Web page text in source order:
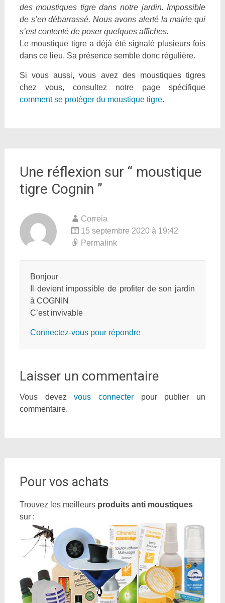
des moustiques tigre dans notre jardin. Impossible
de s’en débarrassé. Nous avons alerté la mairie qui
s’est contenté de poser quelques affiches.
Le moustique tigre a déjà été signalé plusieurs fois
dans ce lieu. Sa présence semble donc régulière.
Si vous aussi, vous avez des moustiques tigres
chez vous, consultez notre page spécifique
comment se protéger du moustique tigre.
Une réflexion sur “ moustique
tigre Cognin ”
Correia
15 septembre 2020 à 19:42
Permalink
Bonjour
Il devient impossible de profiter de son jardin
à COGNIN
C’est invivable
Connectez-vous pour répondre
Laisser un commentaire
Vous devezvous connecter pour publier un
commentaire.
Pour vos achats
Trouvez les meilleurs produits anti moustiques
sur :